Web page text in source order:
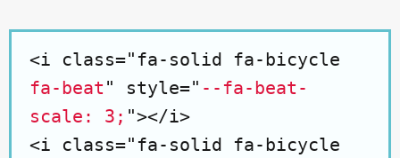
<i class="fa-solid fa-bicycle
fa-beat " style=" --fa-beat-
scale: 3; "></i>
<i class="fa-solid fa-bicycle